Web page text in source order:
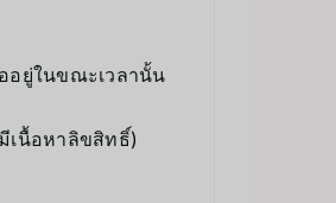
อยู่ในขณะเวลานั้น
เนื้อหาลิขสิทธิ์)